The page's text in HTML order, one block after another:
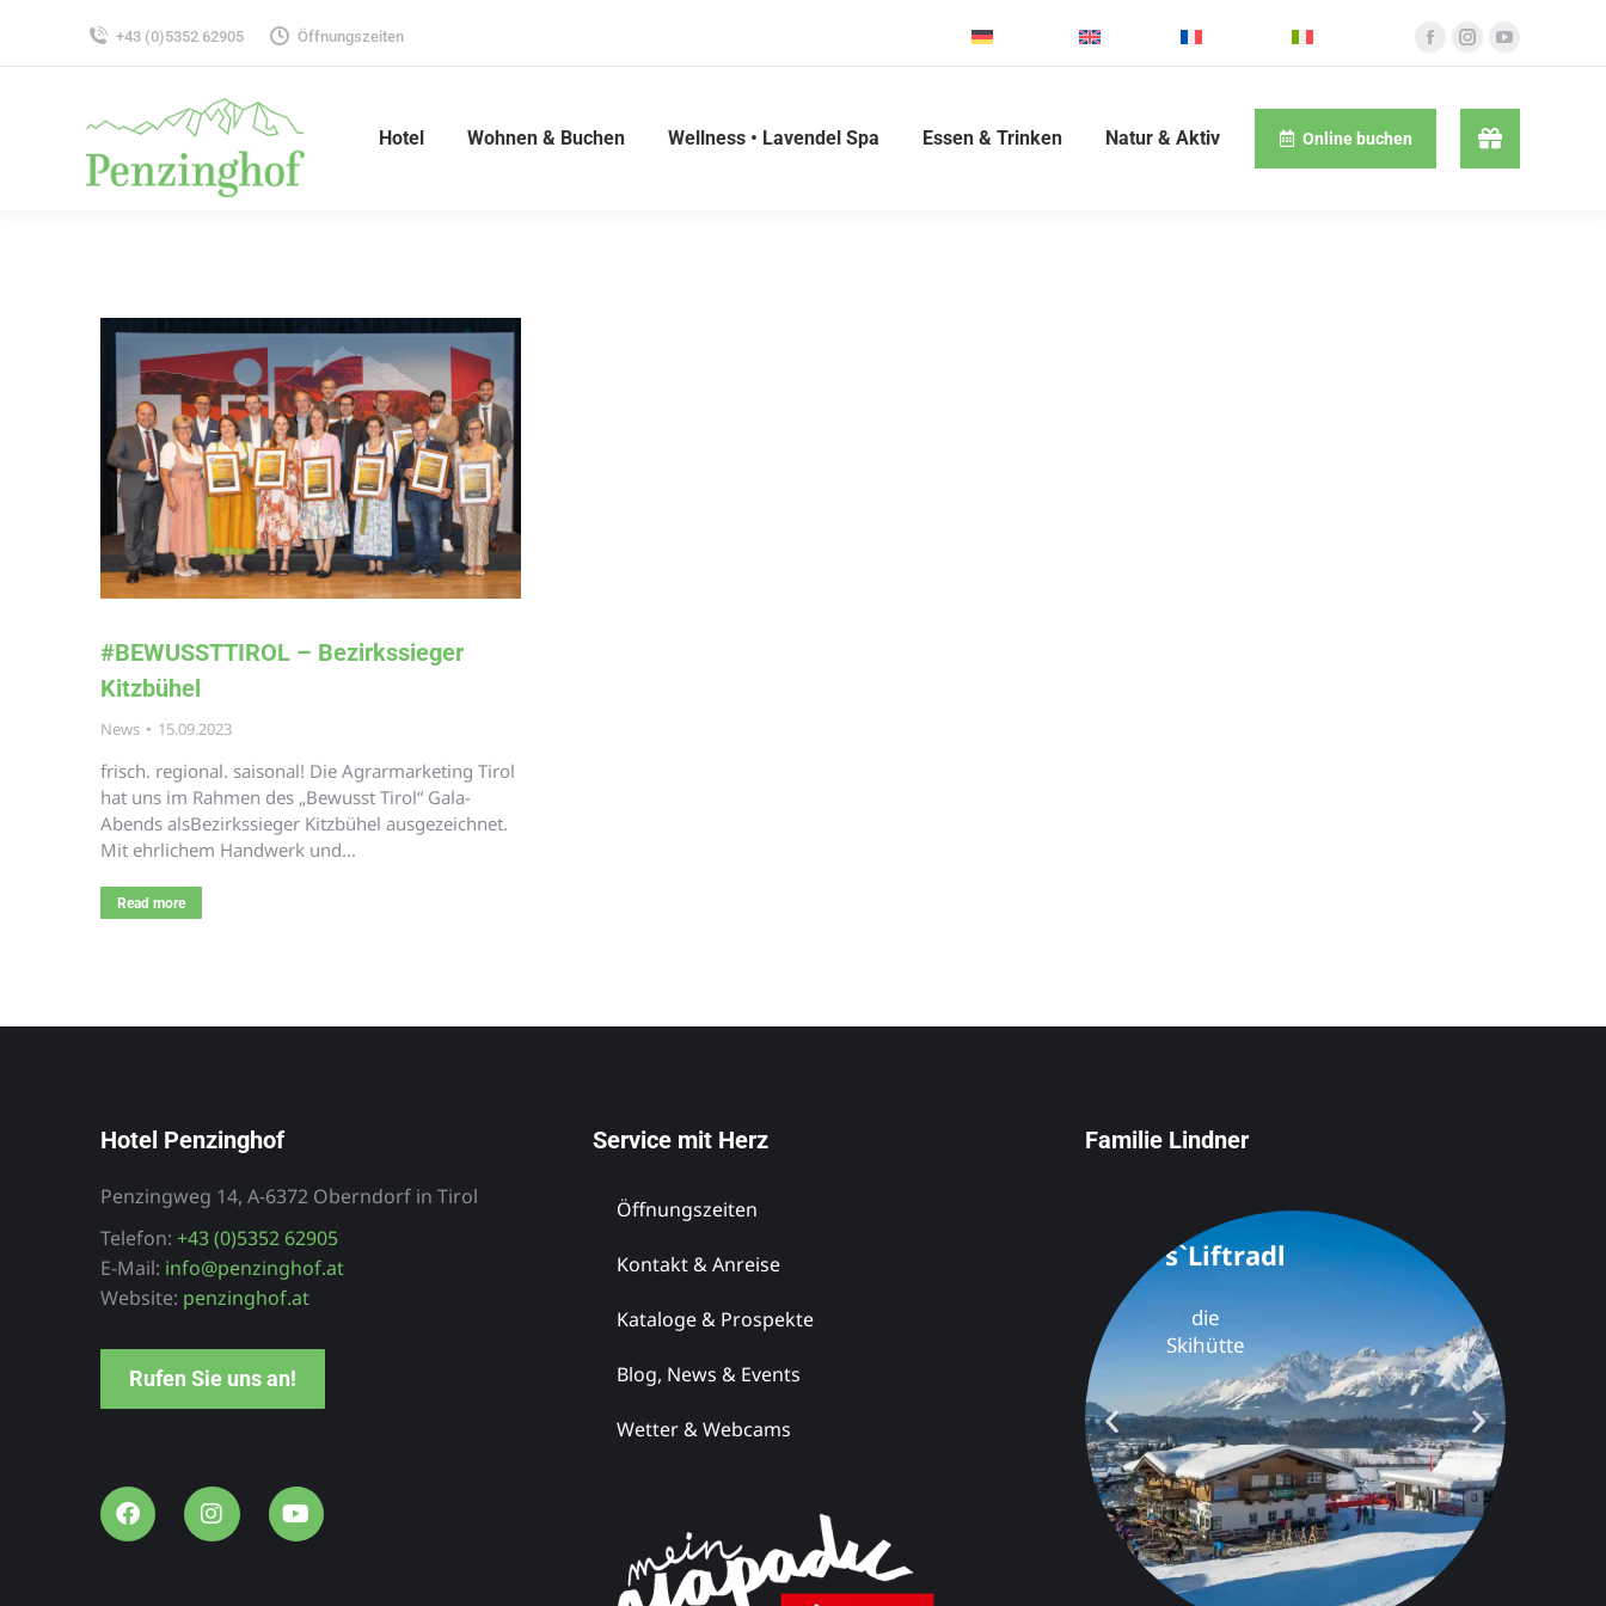
+43 (0)5352 62905 Öffnungszeiten
Hotel Wohnen & Buchen Wellness • Lavendel Spa Essen & Trinken Natur & Aktiv Online buchen
#BEWUSSTTIROL – Bezirkssieger
Kitzbühel
News 15.09.2023
frisch. regional. saisonal! Die Agrarmarketing Tirol
hat uns im Rahmen des „Bewusst Tirol“ Gala-
Abends alsBezirkssieger Kitzbühel ausgezeichnet.
Mit ehrlichem Handwerk und…
Read more
Hotel Penzinghof
Penzingweg 14, A-6372 Oberndorf in Tirol
Telefon: +43 (0)5352 62905
E-Mail: info@penzinghof.at
Website: penzinghof.at
Rufen Sie uns an!
Service mit Herz
Öffnungszeiten
Kontakt & Anreise
Kataloge & Prospekte
Blog, News & Events
Wetter & Webcams
Familie Lindner
Örtlerhof
Weingut s`Liftradl
die
Skihütte